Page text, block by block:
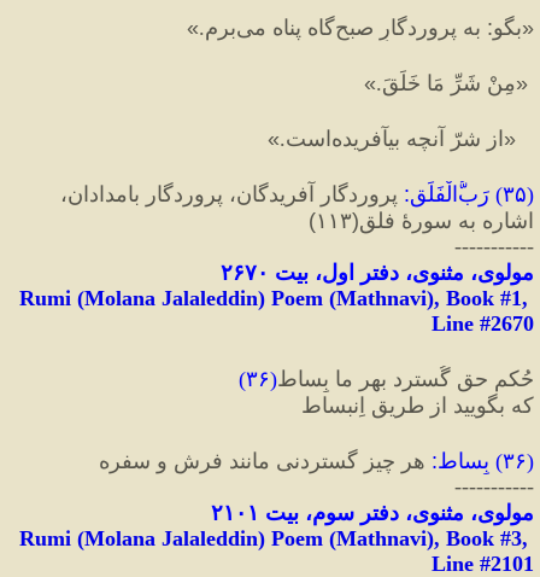
«بگو: به پروردگارِ صبح‌گاه پناه مى‌برم. »
«مِنْ شَرِّ مَا خَلَقَ.»
«از شرّ آنچه بيآفريده‌است. »
(۳۵) رَب‌ُّالْفَلَق :
اشاره به سورهٔ فلق(۱۱۳)
-----------
مولوی، مثنوی، دفتر اول، بیت ٢۶٧٠
Rumi (Molana Jalaleddin) Poem (Mathnavi), Book #1,
Line #2670
حُکمِ حق گُسترد بهر ما بِساط(۳۶)
که بگویید از طریقِ اِنبساط
(۳۶) بِساط: هر چیز گستردنی مانند فرش و سفره
-----------
مولوی، مثنوی، دفتر سوم، بیت ۲۱۰۱
Rumi (Molana Jalaleddin) Poem (Mathnavi), Book #3,
Line #2101